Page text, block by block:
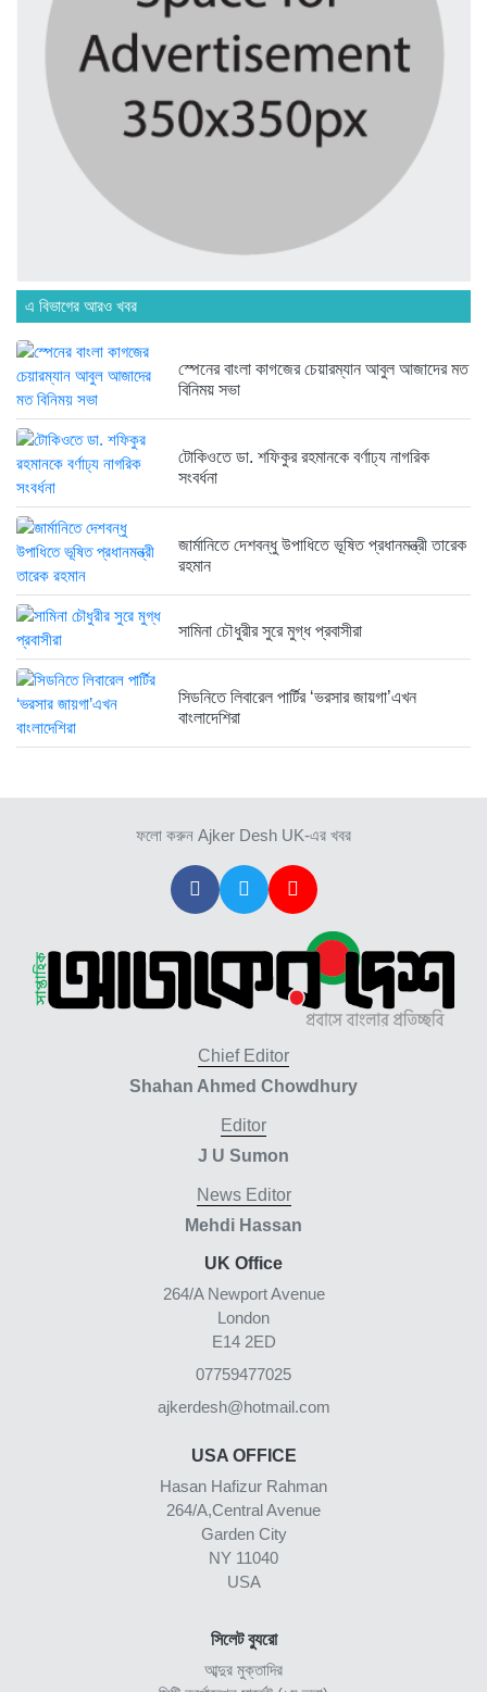
অনেক পরিবার এখনো তাঁদের স্বজন...
৪ দিন আগে
ব্রিকলেইন জামে মসজিদ প্রতিষ্ঠার ৫০...
রাজনৈতিক লড়াইয়ে জিততে হলে সাংস্কৃতিক...
১ সপ্তাহ আগে
এ বিভাগের আরও খবর
স্পেনের বাংলা কাগজের চেয়ারম্যান আবুল আজাদের মত
বিনিময় সভা
টোকিওতে ডা. শফিকুর রহমানকে বর্ণাঢ্য নাগরিক
সংবর্ধনা
জার্মানিতে দেশবন্ধু উপাধিতে ভূষিত প্রধানমন্ত্রী তারেক
রহমান
সামিনা চৌধুরীর সুরে মুগ্ধ প্রবাসীরা
সিডনিতে লিবারেল পার্টির ‘ভরসার জায়গা’এখন
বাংলাদেশিরা
ফলো করুন Ajker Desh UK-এর খবর
Chief Editor
Shahan Ahmed Chowdhury
Editor
J U Sumon
News Editor
Mehdi Hassan
UK Office
264/A Newport Avenue
London
E14 2ED
07759477025
ajkerdesh@hotmail.com
USA OFFICE
Hasan Hafizur Rahman
264/A,Central Avenue
Garden City
NY 11040
USA
সিলেট ব্যুরো
আব্দুর মুক্তাদির